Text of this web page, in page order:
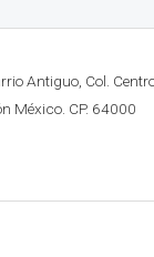
Antiguo, Col.
México. CP. 64000